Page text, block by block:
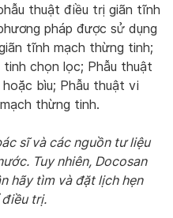
thuật điều trị giãn tĩnh
pháp được sử dụng
tĩnh mạch thừng tinh;
chọn lọc; Phẫu thuật
bìu; Phẫu thuật vi
thừng tinh.
sĩ và các nguồn tư liệu
Tuy nhiên, Docosan
hãy tìm và đặt lịch hẹn
trị.